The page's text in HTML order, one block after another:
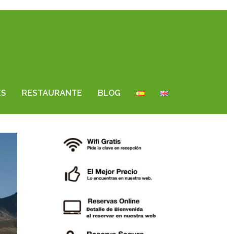
RESTAURANTE BLOG